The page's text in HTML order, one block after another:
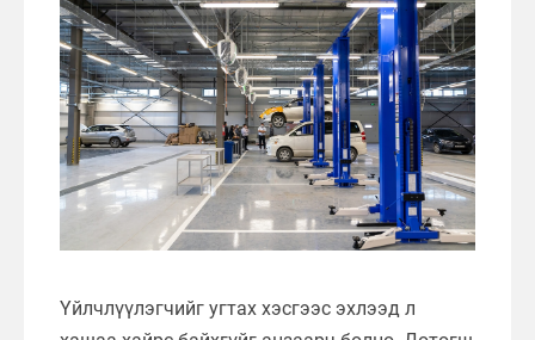
Үйлчлүүлэгчийг угтах хэсгээс эхлээд л